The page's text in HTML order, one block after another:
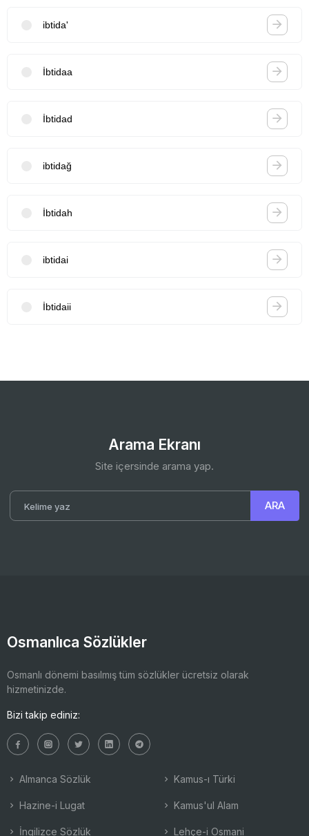
ibtida'
İbtidaa
İbtidad
ibtidağ
İbtidah
ibtidai
İbtidaii
Arama Ekranı
Site içersinde arama yap.
Osmanlıca Sözlükler
Osmanlı dönemi basılmış tüm sözlükler ücretsiz olarak
hizmetinizde.
Bizi takip ediniz:
Almanca Sözlük
Hazine-i Lugat
İngilizce Sözlük
Kamus-ı Türki
Kamus'ul Alam
Lehçe-i Osmani